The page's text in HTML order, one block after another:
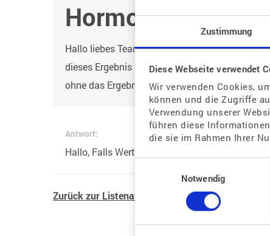
Zustimmung
Diese Webseite verwendet
Wir verwenden Cookies,
können und die Zugriffe
Verwendung unserer
führen diese
die sie im Rahmen Ihrer
Notwendig
Hallo liebes Team, Ich beginne heute mit der
dieses Ergebnis nicht vorliegen habe. Nach
ohne das Ergebnis des Blutes zu wissen.?
Antwort:
Hallo, Falls Werte gegen einen Start
Zurück zur Listenansicht